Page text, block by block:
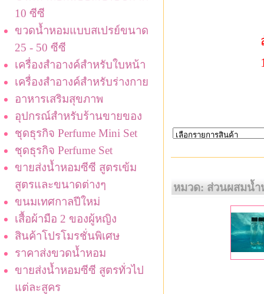
10 ซีซี
ขวดน้ำหอมแบบสเปรย์ขนาด
25 - 50 ซีซี
เครื่องสำอางค์สำหรับใบหน้า
เครื่องสำอางค์สำหรับร่างกาย
อาหารเสริมสุขภาพ
อุปกรณ์สำหรับร้านขายของ
ชุดธุรกิจ Perfume Mini Set
ชุดธุรกิจ Perfume Set
ขายส่งน้ำหอมซีซี สูตรเข้ม
สูตรและขนาดต่างๆ
ขนมเทศกาลปีใหม่
เสื้อผ้ามือ 2 ของผู้หญิง
สินค้าโปรโมรชั่นพิเศษ
ราคาส่งขวดน้ำหอม
ขายส่งน้ำหอมซีซี สูตรทั่วไป
แต่ละสูคร
หมวด: ส่วนผสมน้ำ